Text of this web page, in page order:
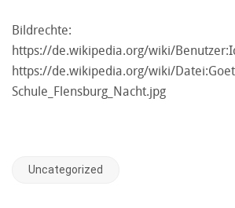
Bildrechte:
https://de.wikipedia.org/wiki/
https://de.wikipedia.org/wiki/
Schule_Flensburg_Nacht.jpg
Uncategorized